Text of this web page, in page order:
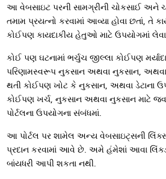
આ વેબસાઇટ પરની સામગ્રીની ચોકસાઈ અને
તમામ પ્રયત્નો કરવામાં આવ્યા હોવા છતાં, તે
કોઈપણ કાયદાકીય હેતુઓ માટે ઉપયોગમાં
કોઈ પણ ઘટનામાં ભર્ચુચ જીલ્લા કોઈપણ
પરિણામસ્વરૂપ નુકસાન અથવા નુકસાન, અથવા
થતી કોઈપણ ખોટ કે નુકસાન, અથવા ડેટાના
કોઈપણ ખર્ચ, નુકસાન અથવા નુકસાન માટે
પોર્ટલના ઉપયોગના સંબંધમાં.
આ પોર્ટલ પર શામેલ અન્ય વેબસાઇટ્સની
પ્રદાન કરવામાં આવે છે. અમે હંમેશાં આવા લિંક્ડ
બાંયધરી આપી શકતા નથી.